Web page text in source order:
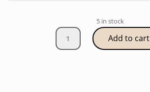
5 in stock
Carte
Noël
Add to cart